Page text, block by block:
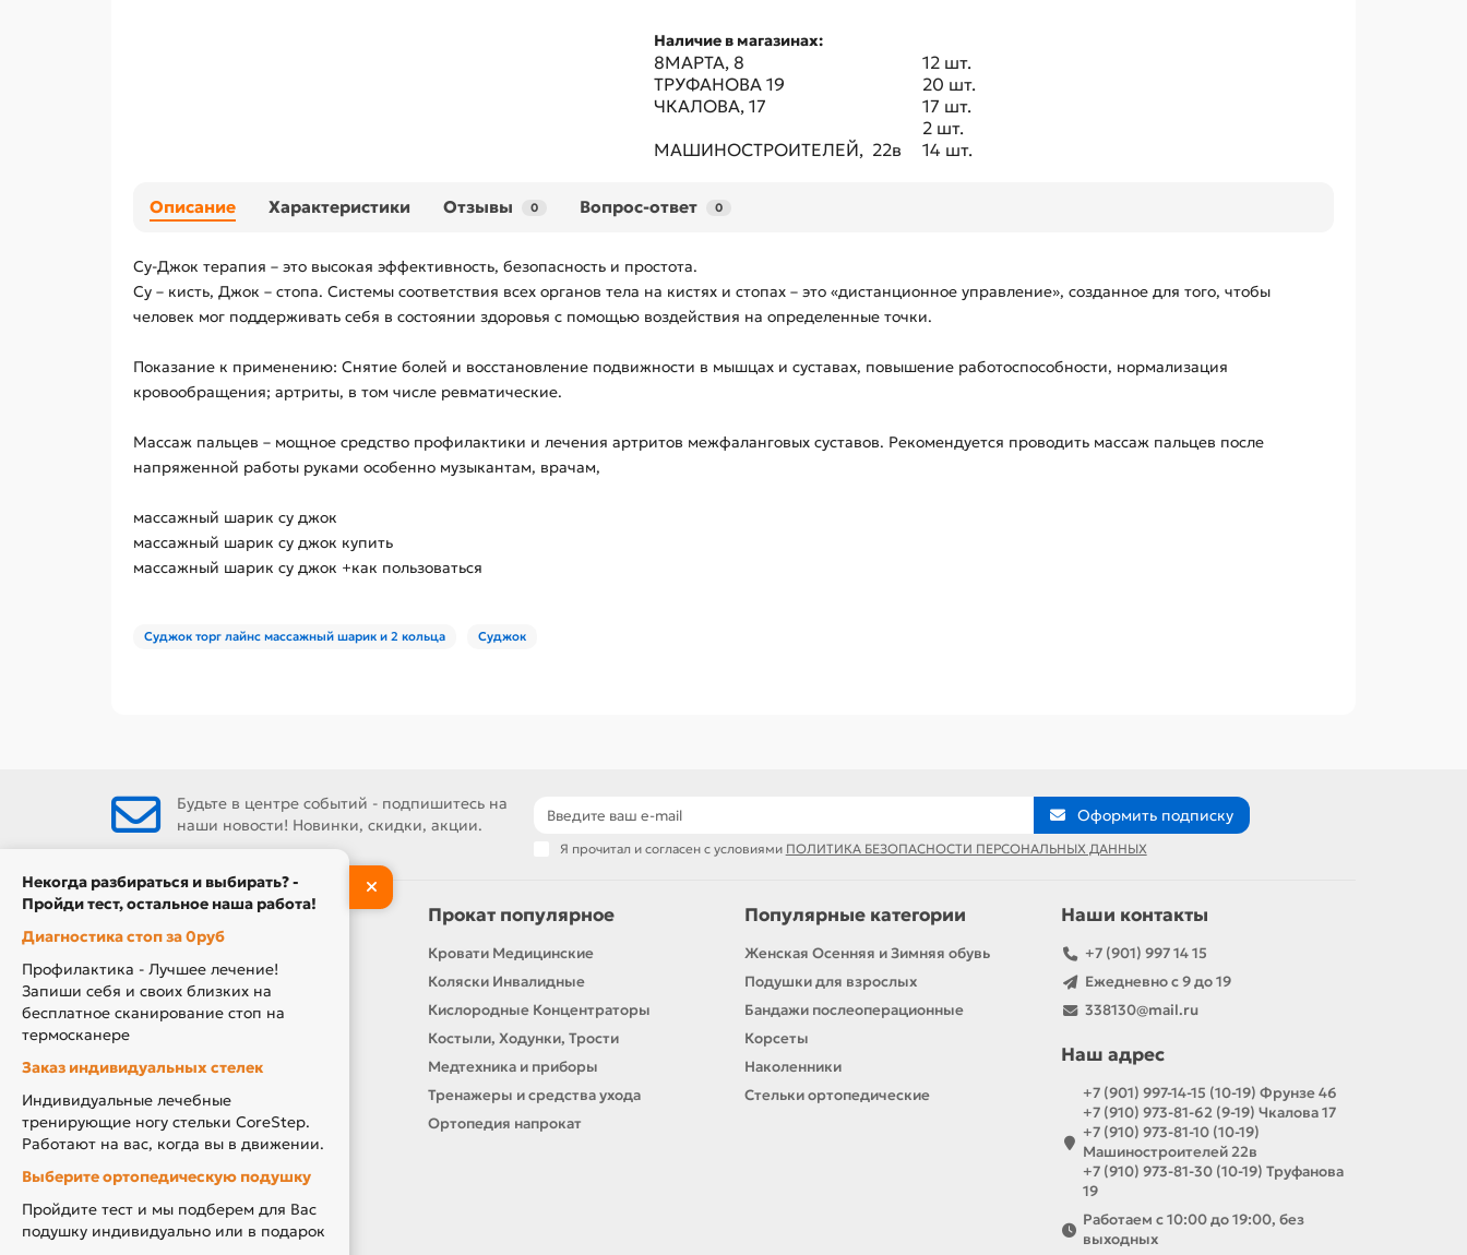
Наличие в магазинах:
8МАРТА, 8
12 шт.
ТРУФАНОВА 19
20 шт.
ЧКАЛОВА, 17
17 шт.
2 шт.
МАШИНОСТРОИТЕЛЕЙ, 22в
14 шт.
Описание Характеристики Отзывы 0 Вопрос-ответ 0
Су-Джок терапия – это высокая эффективность, безопасность и простота.
Су – кисть, Джок – стопа. Системы соответствия всех органов тела на кистях и стопах – это «дистанционное управление», созданное для того, чтобы
человек мог поддерживать себя в состоянии здоровья с помощью воздействия на определенные точки.
Показание к применению: Снятие болей и восстановление подвижности в мышцах и суставах, повышение работоспособности, нормализация
кровообращения; артриты, в том числе ревматические.
Массаж пальцев – мощное средство профилактики и лечения артритов межфаланговых суставов. Рекомендуется проводить массаж пальцев после
напряженной работы руками особенно музыкантам, врачам,
массажный шарик су джок
массажный шарик су джок купить
массажный шарик су джок +как пользоваться
Суджок торг лайнс массажный шарик и 2 кольца Суджок
Будьте в центре событий - подпишитесь на
наши новости! Новинки, скидки, акции.
Оформить подписку
Я прочитал и согласен с условиями ПОЛИТИКА БЕЗОПАСНОСТИ ПЕРСОНАЛЬНЫХ ДАННЫХ
Информация
О нас
Производители
Новости
Оплата и доставка
Подарочный сертификат
Товары по Акции
Акция Вторая Жизнь
Акция Скидка за Отзыв
Компенсация за ТСР
Прокат популярное
Кровати Медицинские
Коляски Инвалидные
Кислородные Концентраторы
Костыли, Ходунки, Трости
Медтехника и приборы
Тренажеры и средства ухода
Ортопедия напрокат
Популярные категории
Женская Осенняя и Зимняя обувь
Подушки для взрослых
Бандажи послеоперационные
Корсеты
Наколенники
Стельки ортопедические
Наши контакты
+7 (901) 997 14 15
Ежедневно с 9 до 19
338130@mail.ru
Наш адрес
+7 (901) 997-14-15 (10-19) Фрунзе 46
+7 (910) 973-81-62 (9-19) Чкалова 17
+7 (910) 973-81-10 (10-19)
Машиностроителей 22в
+7 (910) 973-81-30 (10-19) Труфанова
19
Работаем с 10:00 до 19:00, без
выходных
Некогда разбираться и выбирать? -
Пройди тест, остальное наша работа!
Диагностика стоп за 0руб
Профилактика - Лучшее лечение!
Запиши себя и своих близких на
бесплатное сканирование стоп на
термосканере
Заказ индивидуальных стелек
Индивидуальные лечебные
тренирующие ногу стельки CoreStep.
Работают на вас, когда вы в движении.
Выберите ортопедическую подушку
Пройдите тест и мы подберем для Вас
подушку индивидуально или в подарок